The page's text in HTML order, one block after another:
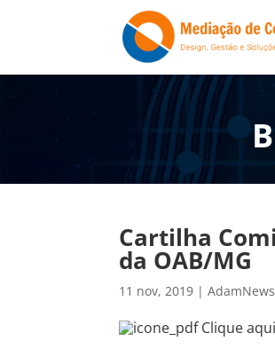
Cartilha
da OAB/MG
11 nov, 2019 |AdamNews
Clique aqui